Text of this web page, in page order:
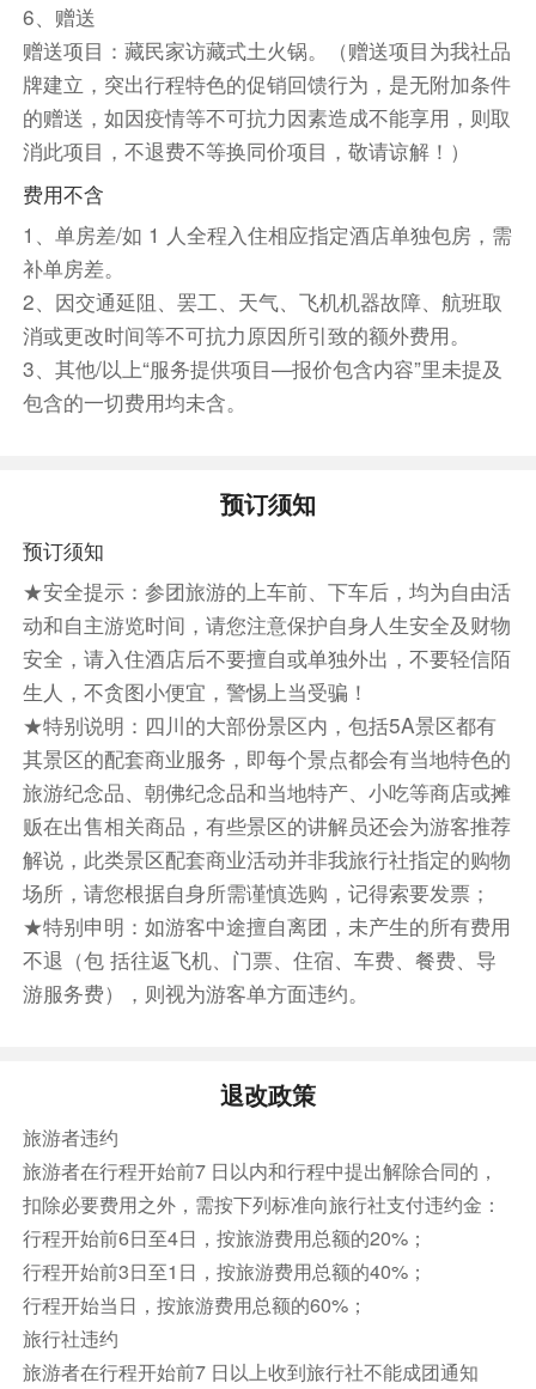
住宿
九寨沟口
第3天 童话世界：九寨沟风景区深度一日游
在酒店享用早餐后出发——用餐时间：约 30 分钟
前往游览【九寨沟风景区】——游览时间：深度一
日游 | 距离：约 5 公里 | 车程：约 10 分钟
景点介绍
九寨沟风景区：
九寨沟四季景色迷人。动植物资源丰富，种类繁
多，原始森林遍布，栖息着大熊猫等十多种稀有和
珍贵野生动物。远望雪峰林立，高耸云天，终年白
雪皑皑，加上藏家木楼、晾架经幡、栈桥、磨房、
经历一场灾难之后，九寨沟如今重新回归，再一次
情于一体，九寨以其自然天成的风光将震人心魄的
景致完美呈现；这五彩斑谰、绚丽奇绝、神奇梦幻
的人间仙境将不负“九寨归来不看水”的美誉，等您
去静赏它的美。
温馨提示：
1.出发前请务必携带好身份证件，景区采取身份证
验证入园。
2.不含九寨沟景区观光车淡季 80 元/人，旺季 90
元/人（旺季时间：4 月 1 日-11 月 15 日）必须产
生，景区保险 10 元/人，费用自理。
3.当日午餐沟内自理，游客可在景区内的诺日朗餐
厅享用自助午餐，60-98-138 元/人不等，费用自
理，可自备一些干粮饮用水。
4.九寨沟景区海拔 2500-3100 米，户外游览时间
较长，日照充足，紫外线较强，请备好太阳镜，太
5.请遵守景区管理制度，不准乱丢垃圾，景区严格
禁止抽烟、违者罚款 500 元起。
餐饮
早餐：包含
中餐：敬请自理
晚餐：包含
住宿
九寨沟口
第4天 九寨沟口—黄龙风景区—成都
在酒店享用早餐后出发——用餐时间：约 30 分钟
6、赠送
赠送项目：藏民家访藏式土火锅。（赠送项目为我社品
牌建立，突出行程特色的促销回馈行为，是无附加条件
的赠送，如因疫情等不可抗力因素造成不能享用，则取
消此项目，不退费不等换同价项目，敬请谅解！）
费用不含
1、单房差/如 1 人全程入住相应指定酒店单独包房，需
补单房差。
2、因交通延阻、罢工、天气、飞机机器故障、航班取
消或更改时间等不可抗力原因所引致的额外费用。
3、其他/以上“服务提供项目—报价包含内容”里未提及
包含的一切费用均未含。
预订须知
预订须知
★安全提示：参团旅游的上车前、下车后，均为自由活
动和自主游览时间，请您注意保护自身人生安全及财物
安全，请入住酒店后不要擅自或单独外出，不要轻信陌
生人，不贪图小便宜，警惕上当受骗！
★特别说明：四川的大部份景区内，包括5A景区都有
其景区的配套商业服务，即每个景点都会有当地特色的
旅游纪念品、朝佛纪念品和当地特产、小吃等商店或摊
贩在出售相关商品，有些景区的讲解员还会为游客推荐
解说，此类景区配套商业活动并非我旅行社指定的购物
场所，请您根据自身所需谨慎选购，记得索要发票；
★特别申明：如游客中途擅自离团，未产生的所有费用
不退（包 括往返飞机、门票、住宿、车费、餐费、导
游服务费），则视为游客单方面违约。
退改政策
旅游者违约
旅游者在行程开始前7 日以内和行程中提出解除合同的，
扣除必要费用之外，需按下列标准向旅行社支付违约金：
行程开始前6日至4日，按旅游费用总额的20%；
行程开始前3日至1日，按旅游费用总额的40%；
行程开始当日，按旅游费用总额的60%；
旅行社违约
旅游者在行程开始前7 日以上收到旅行社不能成团通知